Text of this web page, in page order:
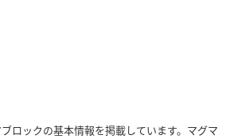
ロックの基本情報を掲載しています。マグマ